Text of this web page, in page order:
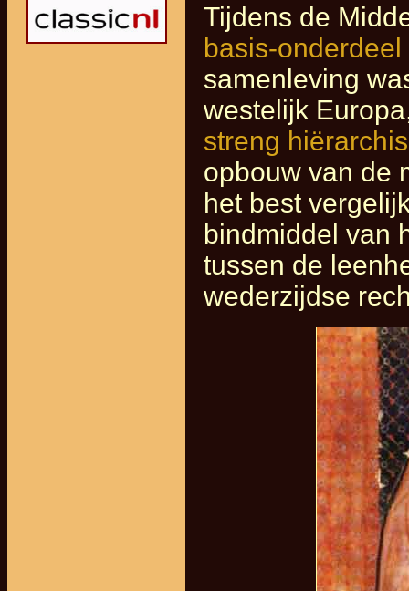
Tijdens de
basis-
samenleving
westelijk
streng
opbouw van de
het best
bindmiddel van
tussen de
wederzijdse